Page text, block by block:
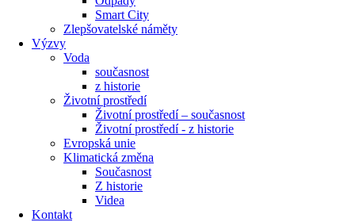
Smart City
Zlepšovatelské náměty
Výzvy
Voda
současnost
z historie
Životní prostředí
Životní prostředí – současnost
Životní prostředí ​- z historie
Evropská unie
Klimatická změna
Současnost
Z historie
Videa
Kontakt